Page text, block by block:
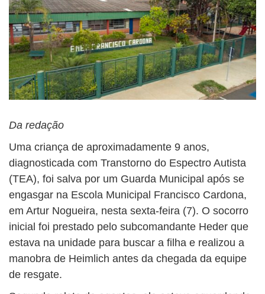
Da redação
Uma criança de aproximadamente 9 anos,
diagnosticada com Transtorno do Espectro Autista
(TEA), foi salva por um Guarda Municipal após se
engasgar na Escola Municipal Francisco Cardona,
em Artur Nogueira, nesta sexta-feira (7). O socorro
inicial foi prestado pelo subcomandante Heder que
estava na unidade para buscar a filha e realizou a
manobra de Heimlich antes da chegada da equipe
de resgate.